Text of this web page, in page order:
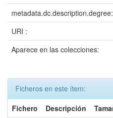
metadata.dc.description.degree:
URI :
Aparece en las colecciones:
Ficheros en este ítem:
Fichero
Descripción